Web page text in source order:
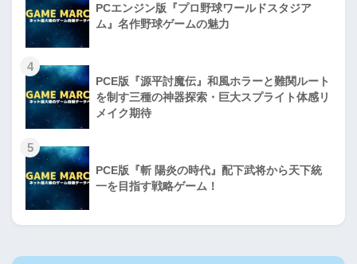
PCエンジン版『プロ野球ワールドスタジア
ム』名作野球ゲームの魅力
4
PCE版『源平討魔伝』和風ホラーと難関ルート
を制す三種の神器探索・巨大スプライト体感リ
メイク期待
5
PCE版『斬 陽炎の時代』配下武将から天下統
一を目指す戦略ゲーム！